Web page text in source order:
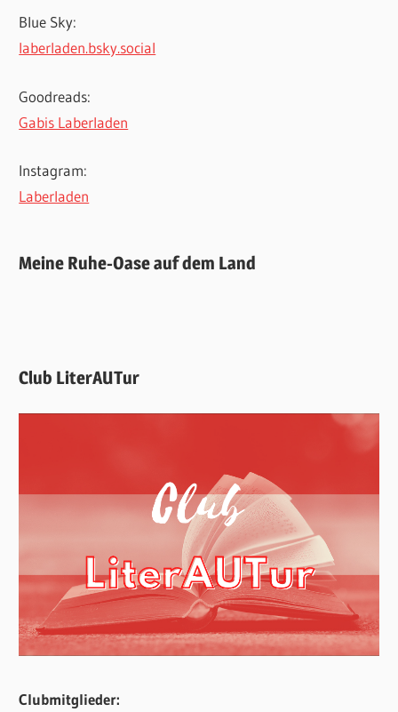
Blue Sky:
laberladen.bsky.social
Goodreads:
Gabis Laberladen
Instagram:
Laberladen
Meine Ruhe-Oase auf dem Land
Club LiterAUTur
Clubmitglieder: